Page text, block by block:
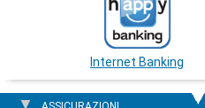
Internet Banking